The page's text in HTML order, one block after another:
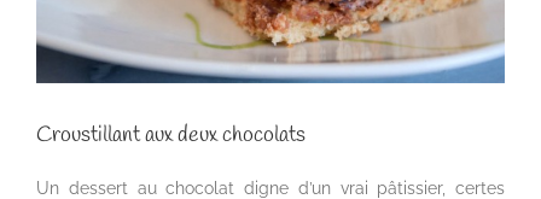
Croustillant aux deux chocolats
Un dessert au chocolat digne d’un vrai pâtissier, certes